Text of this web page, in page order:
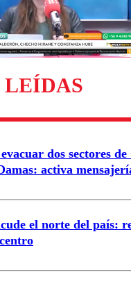
Enviar
LEÍDAS
dos sectores
activa
el norte del país: